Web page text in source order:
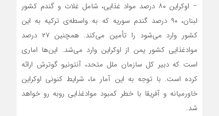
– اوکراین ۸۰ درصد مواد غذایی، شامل غلات و گندم کشور
لبنان، ۹۰ درصد گندم سوریه که به واسطه‌ی ترکیه به این
کشور وارد می‌شود را تأمین می‌کند. همچنین ۲۷ درصد
موادغذایی کشور یمن از اوکراین وارد می‌شد. این‌ها اماری
است که دبیر کل سازمان ملل متحد، آنتونیو گوترش ارائه
کرده است. با توجه به این آمار ما، شرایط کنونی اوکراین
خاورمیانه و آفریقا با خطر کمبود موادغذایی روبه رو خواهد
شد.